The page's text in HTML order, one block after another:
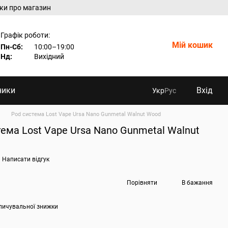
про магазин
Графік роботи:
Пн-Сб:
10:00–19:00
Нд:
Вихідний
Мій кошик
УкрРус Вхід
Pod система Lost Vape Ursa Nano Gunmetal Walnut Wood
Lost Vape Ursa Nano Gunmetal Walnut
Написати відгук
Порівняти В бажання
знижки